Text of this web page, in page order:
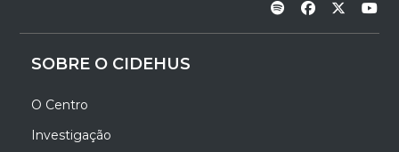
SOBRE O CIDEHUS
O Centro
Investigação